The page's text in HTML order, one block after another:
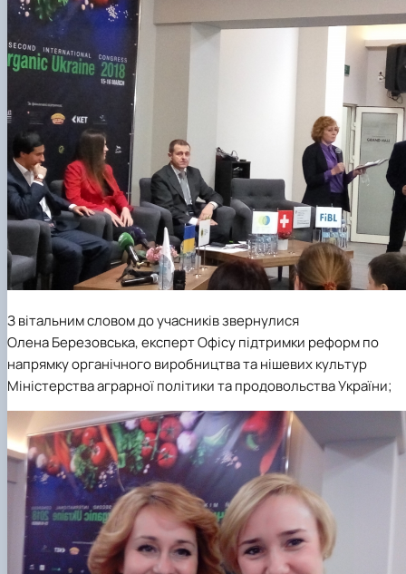
З вітальним словом до учасників звернулися
Олена Березовська, експерт Офісу підтримки реформ по
напрямку органічного виробництва та нішевих культур
Міністерства аграрної політики та продовольства України;